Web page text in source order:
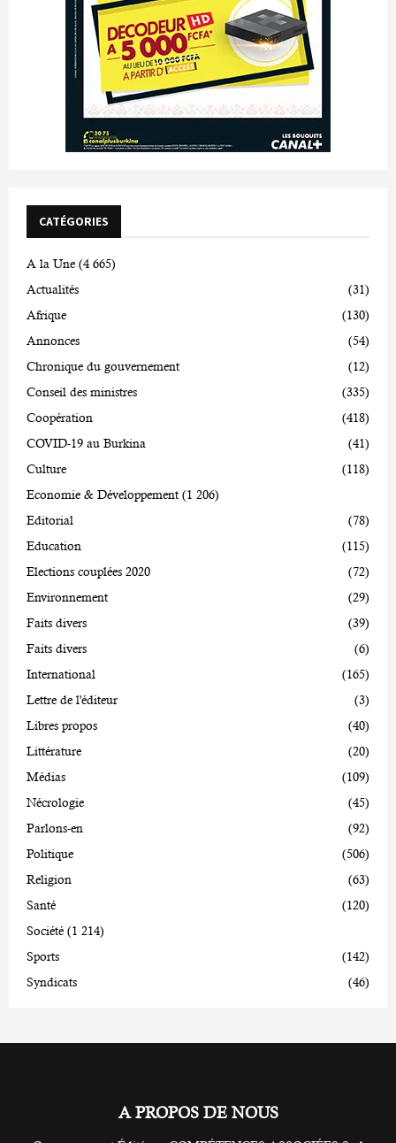
CATÉGORIES
A la Une (4 665)
Actualités
(31)
Afrique
(130)
Annonces
(54)
Chronique du gouvernement
(12)
Conseil des ministres
(335)
Coopération
(418)
COVID-19 au Burkina
(41)
Culture
(118)
Economie & Développement (1 206)
Editorial
(78)
Education
(115)
Elections couplées 2020
(72)
Environnement
(29)
Faits divers
(39)
Faits divers
(6)
International
(165)
Lettre de l'éditeur
(3)
Libres propos
(40)
Littérature
(20)
Médias
(109)
Nécrologie
(45)
Parlons-en
(92)
Politique
(506)
Religion
(63)
Santé
(120)
Société (1 214)
Sports
(142)
Syndicats
(46)
A PROPOS DE NOUS